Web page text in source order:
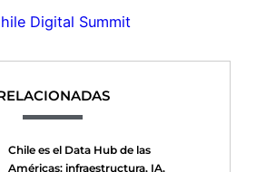
Chile es el Data Hub de las
Américas: infraestructura, IA,